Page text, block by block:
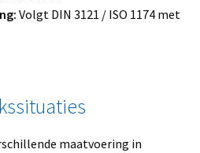
Volgt DIN 3121 / ISO 1174 met
maatvoering in